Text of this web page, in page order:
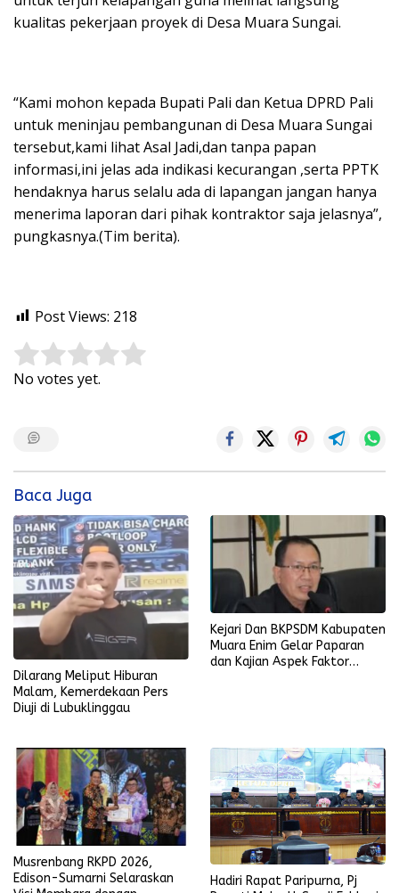
kualitas pekerjaan proyek di Desa Muara Sungai.
“Kami mohon kepada Bupati Pali dan Ketua DPRD Pali
untuk meninjau pembangunan di Desa Muara Sungai
tersebut,kami lihat Asal Jadi,dan tanpa papan
informasi,ini jelas ada indikasi kecurangan ,serta PPTK
hendaknya harus selalu ada di lapangan jangan hanya
menerima laporan dari pihak kontraktor saja jelasnya”,
pungkasnya.(Tim berita).
Post Views: 218
Rate this item:
No votes yet.
Baca Juga
Dilarang Meliput Hiburan
Malam, Kemerdekaan Pers
Diuji di Lubuklinggau
Kejari Dan BKPSDM Kabupaten
Muara Enim Gelar Paparan
dan Kajian Aspek Faktor
Musrenbang RKPD 2026,
Edison-Sumarni Selaraskan
Hadiri Rapat Paripurna, Pj